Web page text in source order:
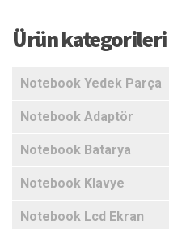
Ürün kategorileri
Notebook Yedek Parça
Notebook Adaptör
Notebook Batarya
Notebook Klavye
Notebook Lcd Ekran